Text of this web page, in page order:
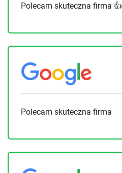
Polecam skuteczna firma 👍
Polecam skuteczna firma